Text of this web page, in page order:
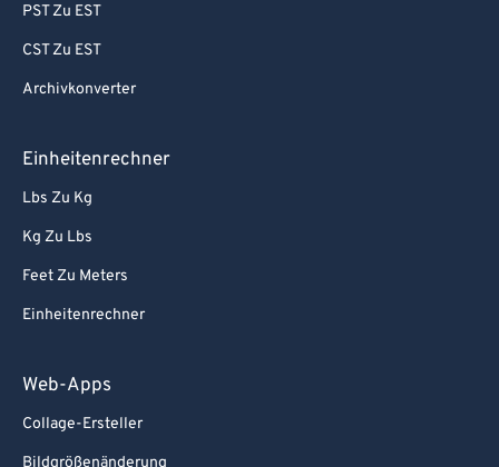
PST Zu EST
CST Zu EST
Archivkonverter
Einheitenrechner
Lbs Zu Kg
Kg Zu Lbs
Feet Zu Meters
Einheitenrechner
Web-Apps
Collage-Ersteller
Bildgrößenänderung